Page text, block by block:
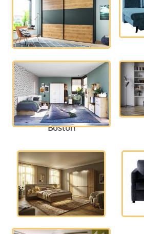
Schrankprogramm Korfu
Systemprogramm
Boston
Texel